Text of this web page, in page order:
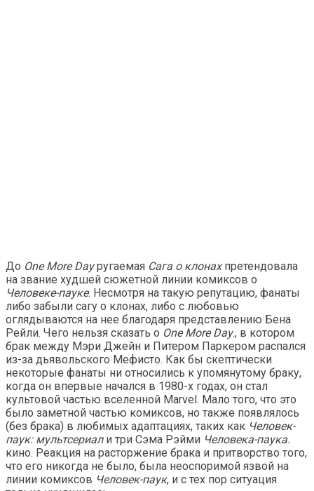
До One More Dayругаемая Сага о клонахпретендовала
на звание худшей сюжетной линии комиксов о
Человеке-пауке. Несмотря на такую ​​репутацию, фанаты
либо забыли сагу о клонах, либо с любовью
оглядываются на нее благодаря представлению Бена
Рейли. Чего нельзя сказать о One More Day., в котором
брак между Мэри Джейн и Питером Паркером распался
из-за дьявольского Мефисто. Как бы скептически
некоторые фанаты ни относились к упомянутому браку,
когда он впервые начался в 1980-х годах, он стал
культовой частью вселенной Marvel. Мало того, что это
было заметной частью комиксов, но также появлялось
(без брака) в любимых адаптациях, таких как Человек-
паук: мультсериали три Сэма Рэйми Человека-паука.
кино. Реакция на расторжение брака и притворство того,
что его никогда не было, была неоспоримой язвой на
линии комиксов Человек-паук, и с тех пор ситуация